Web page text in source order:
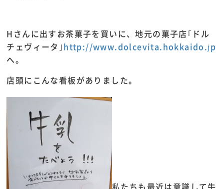
Hさんに出すお茶菓子を買いに、地元の菓子店｢ドル
チェヴィータ｣http://www.dolcevita.hokkaido.jp
へ。
店頭にこんな看板がありました。
私たちも最近は意識して牛